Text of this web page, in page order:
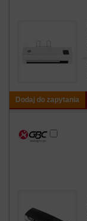
Dodaj do zapytania